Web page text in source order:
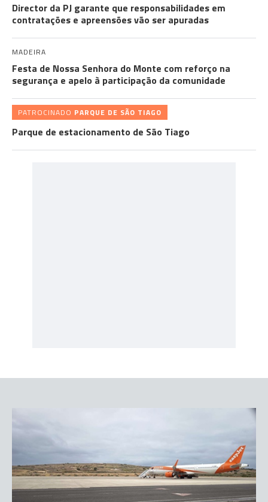
Director da PJ garante que responsabilidades em
contratações e apreensões vão ser apuradas
MADEIRA
Festa de Nossa Senhora do Monte com reforço na
segurança e apelo à participação da comunidade
PATROCINADO PARQUE DE SÃO TIAGO
Parque de estacionamento de São Tiago